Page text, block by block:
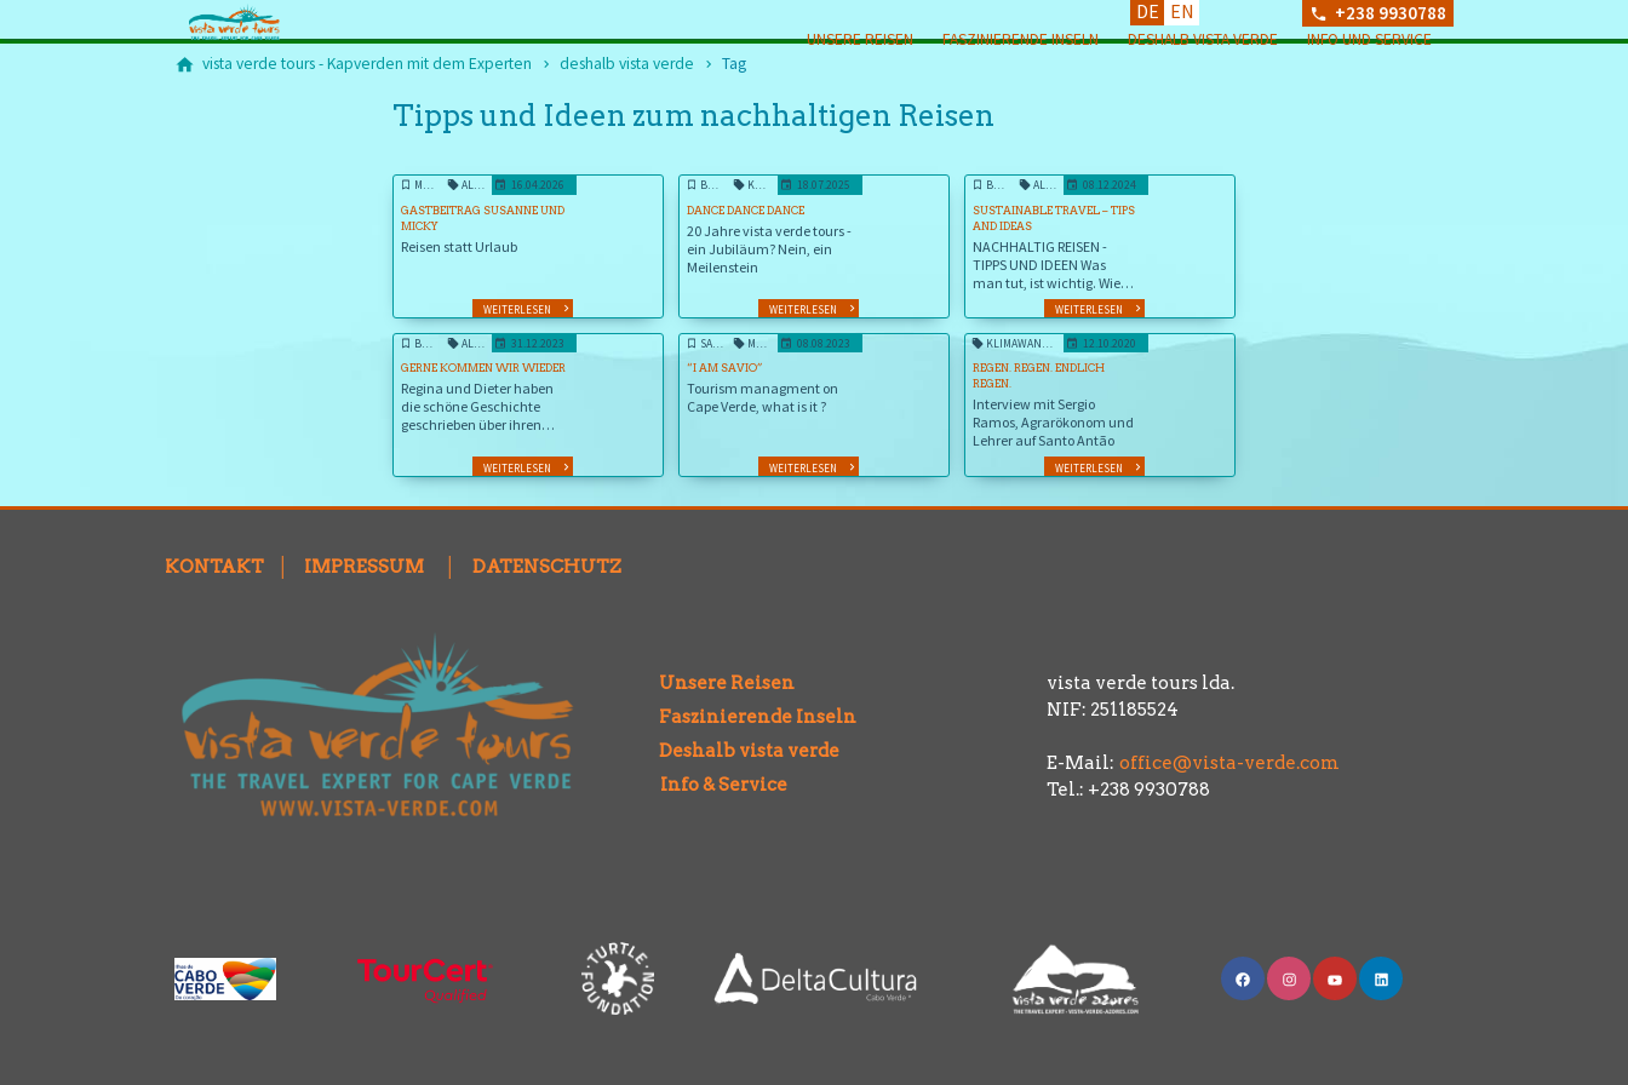
UNSERE REISEN FASZINIERENDE INSELN DESHALB VISTA VERDE INFO UND SERVICE
+238 9930788
DE EN
vista verde tours - Kapverden mit dem Experten deshalb vista verde Tag
Tipps und Ideen zum nachhaltigen Reisen
MAIO ALLTAGSKULTUR KAPVERDEN 16.04.2026
GASTBEITRAG SUSANNE UND
MICKY
Reisen statt Urlaub
WEITERLESEN
BLOG KAPVERDEN 18.07.2025
DANCE DANCE DANCE
20 Jahre vista verde tours -
ein Jubiläum? Nein, ein
Meilenstein
WEITERLESEN
BLOG ALLTAGSKULTUR KAPVERDEN 08.12.2024
SUSTAINABLE TRAVEL – TIPS
AND IDEAS
NACHHALTIG REISEN -
TIPPS UND IDEEN Was
man tut, ist wichtig. Wie
man es tut, ist noch
wichtiger.
WEITERLESEN
BLOG ALLTAGSKULTUR KAPVERDEN 31.12.2023
GERNE KOMMEN WIR WIEDER
Regina und Dieter haben
die schöne Geschichte
geschrieben über ihren
tours auf den Inseln
WEITERLESEN
SAVIO SHARES HIS THOUGHTS MASS TOURISM VS SUSTAINABILITY 08.08.2023
“I AM SAVIO”
Tourism managment on
Cape Verde, what is it ?
WEITERLESEN
KLIMAWANDEL 12.10.2020
REGEN. REGEN. ENDLICH
REGEN.
Interview mit Sergio
Ramos, Agrarökonom und
Lehrer auf Santo Antão
WEITERLESEN
KONTAKT IMPRESSUM DATENSCHUTZ
Unsere Reisen
Faszinierende Inseln
Deshalb vista verde
Info & Service
vista verde tours lda.
NIF: 251185524
E-Mail: office@vista-verde.com
Tel.: +238 9930788